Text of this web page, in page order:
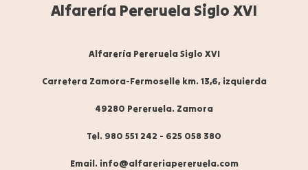
Alfarería Pereruela Siglo XVI
Alfarería Pereruela Siglo XVI
Carretera Zamora-Fermoselle km. 13,6, izquierda
49280 Pereruela. Zamora
Tel. 980 551 242 - 625 058 380
Email. info@alfareriapereruela.com